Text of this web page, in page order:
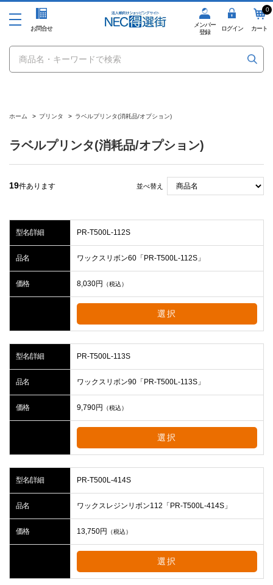
お問合せ
メンバー
登録
ログイン
0
カート
ホーム > プリンタ > ラベルプリンタ(消耗品/オプション)
ラベルプリンタ(消耗品/オプション)
19件あります 並べ替え
型名/詳細 PR-T500L-112S
品名 ワックスリボン60「PR-T500L-112S」
価格 8,030円 （税込）
選択
型名/詳細 PR-T500L-113S
品名 ワックスリボン90「PR-T500L-113S」
価格 9,790円 （税込）
選択
型名/詳細 PR-T500L-414S
品名 ワックスレジンリボン112「PR-T500L-414S」
価格 13,750円 （税込）
選択